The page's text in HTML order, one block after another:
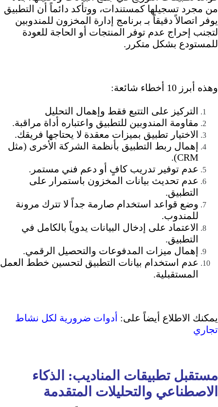
من مجرد تسجيلها كمستندات، ووتأكد دائماً أن التطبيق
يوفر اتصالاً دقيقاً بـ برنامج إدارة المخزون للمندوبين
لتجنب إحراج عدم توفر المنتجات أو الحاجة للعودة
للمستودع بشكل متكرر.
وهذه أبرز 10 أخطاء شائعة:
التركيز على التتبع فقط وإهمال التحليل
مقاومة المندوبين للتطبيق واعتباره أداة مراقبة.
الاختيار تطبيق بميزات معقدة لا يحتاجها فريقك.
إهمال ربط التطبيق بأنظمة الشركة الأخرى (مثل
CRM).
عدم توفير تدريب كافٍ أو دعم فني مستمر.
عدم تحديث بيانات المخزون باستمرار على
التطبيق.
وضع قواعد استخدام صارمة جداً لا تترك مرونة
للمندوب.
الاعتماد على إدخال البيانات يدوياً بالكامل في
التطبيق.
إهمال ميزات المدفوعات والتحصيل الرقمي.
عدم استخدام بيانات التطبيق لتحسين خطط العمل
المستقبلية.
يمكنك الاطلاع أيضاً على: أدوات ضرورية لكل نشاط
تجاري
مستقبل تطبيقات المناديب: الذكاء
الاصطناعي والتحليلات المتقدمة